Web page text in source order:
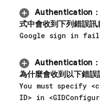
Authentication ：
式中會收到下列錯誤訊
Google sign in
Authentication ：
為什麼會收到以下錯誤
You must specify
ID> in